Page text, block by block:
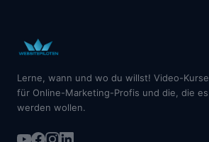
Lerne, wann und wo du willst! Video-Kurse
für Online-Marketing-Profis und die, die es
werden wollen.